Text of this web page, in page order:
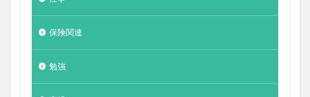
保険関連
勉強